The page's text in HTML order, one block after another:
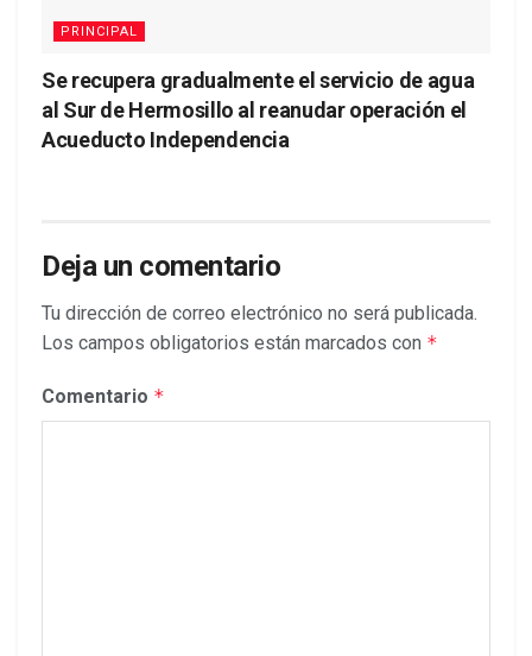
PRINCIPAL
Se recupera gradualmente el servicio de agua
al Sur de Hermosillo al reanudar operación el
Acueducto Independencia
Deja un comentario
Tu dirección de correo electrónico no será publicada.
Los campos obligatorios están marcados con *
Comentario *